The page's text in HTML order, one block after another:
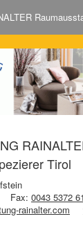
Tirol
Fax: 0043 5372
rainalter.com